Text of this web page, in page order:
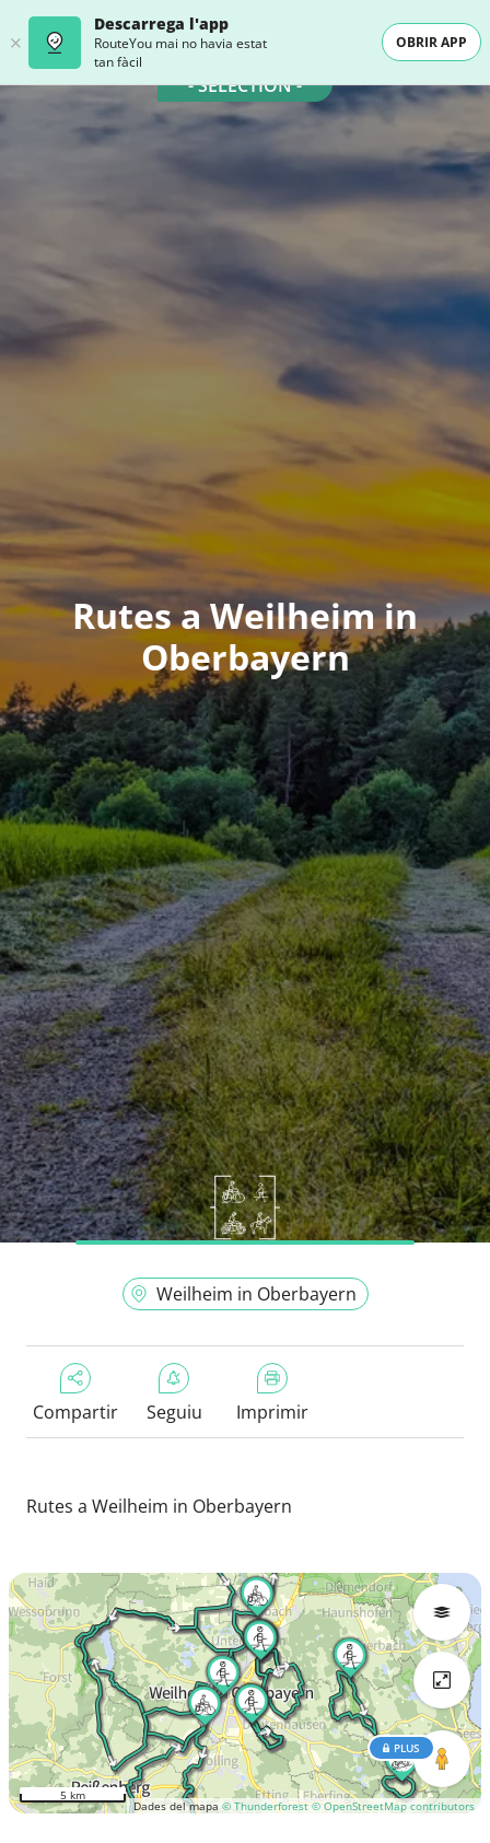
Descarrega l'app
RouteYou mai no havia estat
tan fàcil
OBRIR APP
- SELECTION -
Rutes a Weilheim in
Oberbayern
Weilheim in Oberbayern
Compartir Seguiu Imprimir
Rutes a Weilheim in Oberbayern
Dades del mapa © Thunderforest © OpenStreetMap contributors
PLUS
5 km